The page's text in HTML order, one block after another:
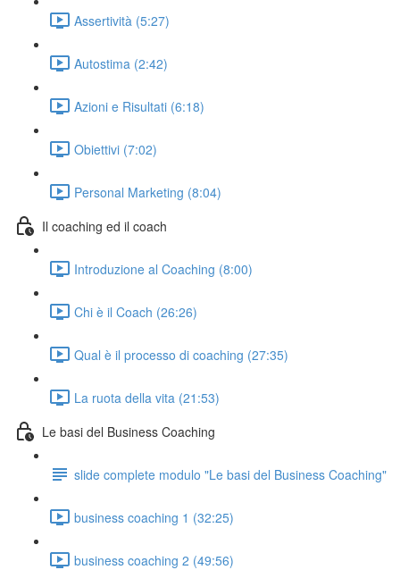
Assertività (5:27)
Autostima (2:42)
Azioni e Risultati (6:18)
Obiettivi (7:02)
Personal Marketing (8:04)
Il coaching ed il coach
Introduzione al Coaching (8:00)
Chi è il Coach (26:26)
Qual è il processo di coaching (27:35)
La ruota della vita (21:53)
Le basi del Business Coaching
slide complete modulo "Le basi del Business Coaching"
business coaching 1 (32:25)
business coaching 2 (49:56)